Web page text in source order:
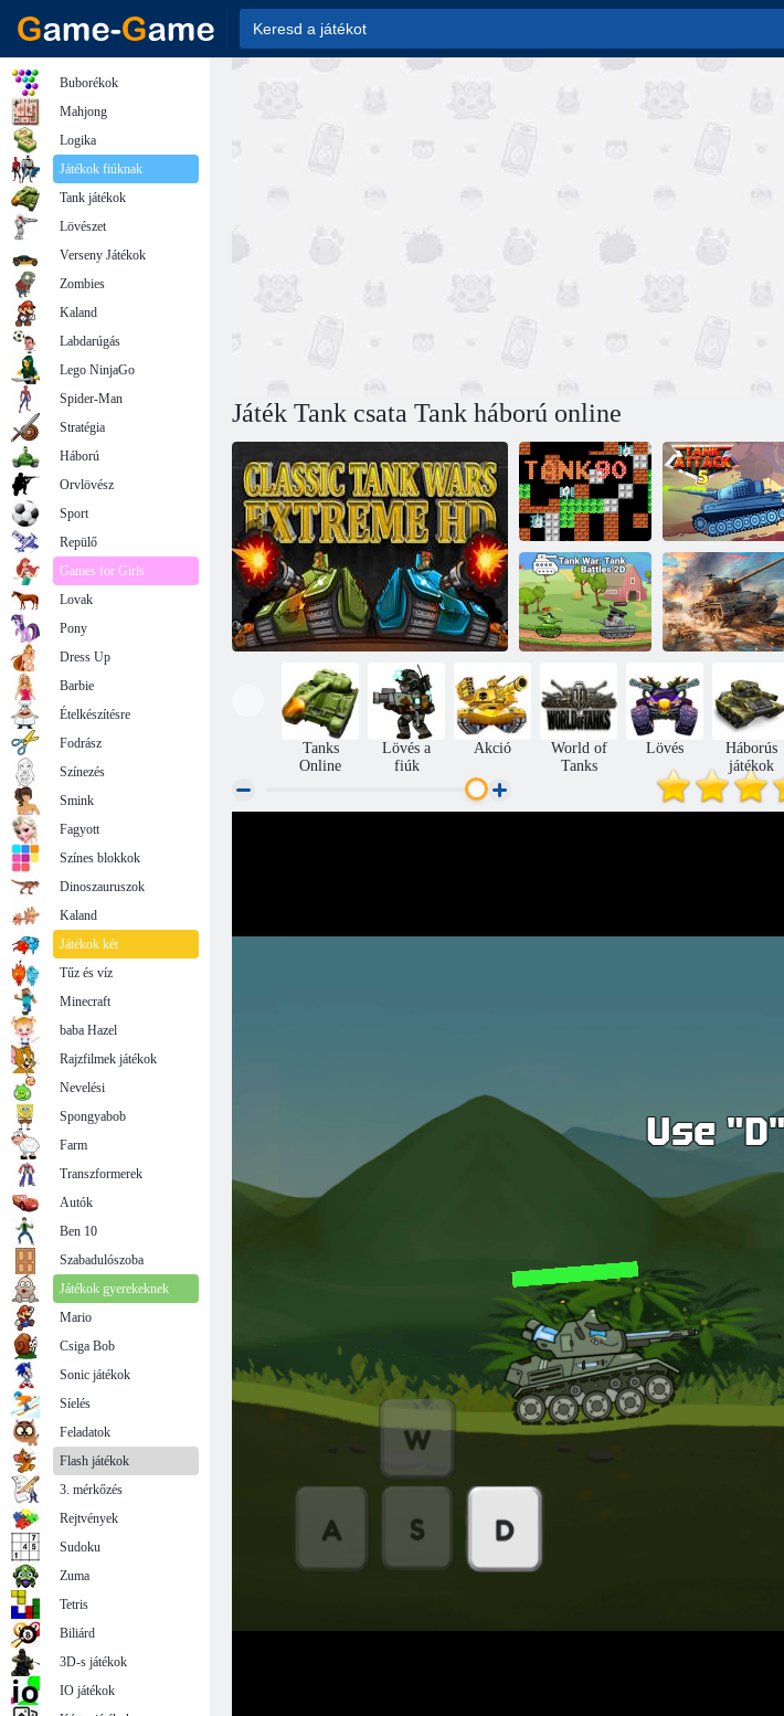
Játék Tank csata Tank háború online
90-es tank Tanktámadás 5
Tank War: Tank
csaták 2D
Harci tartályok
tűzvihar
Tanks
Online
Lövés a
fiúk
Akció
World of
Tanks
Lövés
Háborús
játékok
Buborékok
Mahjong
Logika
Játékok fiúknak
Tank játékok
Lövészet
Verseny Játékok
Zombies
Kaland
Labdarúgás
Lego NinjaGo
Spider-Man
Stratégia
Háború
Orvlövész
Sport
Repülő
Games for Girls
Lovak
Pony
Dress Up
Barbie
Ételkészítésre
Fodrász
Színezés
Smink
Fagyott
Színes blokkok
Dinoszauruszok
Kaland
Játékok két
Tűz és víz
Minecraft
baba Hazel
Rajzfilmek játékok
Nevelési
Spongyabob
Farm
Transzformerek
Autók
Ben 10
Szabadulószoba
Játékok gyerekeknek
Mario
Csiga Bob
Sonic játékok
Síelés
Feladatok
Flash játékok
3. mérkőzés
Rejtvények
Sudoku
Zuma
Tetris
Biliárd
3D-s játékok
IO játékok